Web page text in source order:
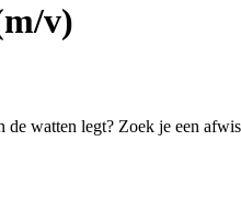
v)
watten legt? Zoek je een